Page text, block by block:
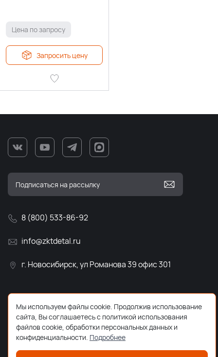
Цена по запросу
Запросить цену
8 (800) 533-86-92
info@zktdetal.ru
г. Новосибирск, ул Романова 39 офис 301
Мы используем файлы cookie. Продолжив использование
сайта, Вы соглашаетесь с политикой использования
файлов cookie, обработки персональных данных и
конфиденциальности. Подробнее